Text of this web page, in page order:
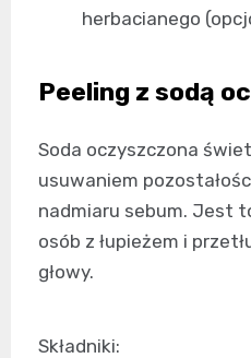
herbacianego
Peeling z sodą
Soda oczyszczona
usuwaniem
nadmiaru sebum. Jest
osób z łupieżem i
głowy.
Składniki: